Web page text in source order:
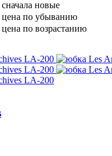
сначала новые
цена по убыванию
цена по возрастанию